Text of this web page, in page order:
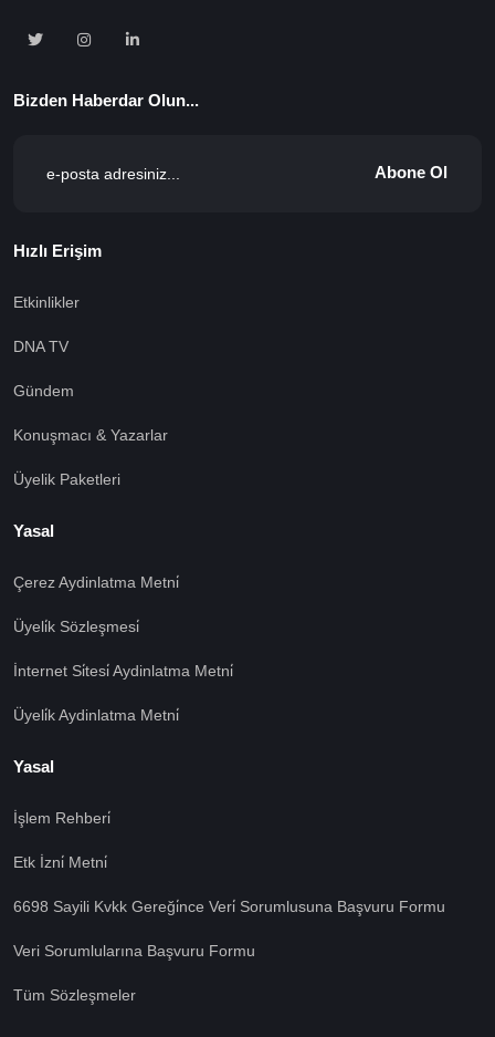
Bizden Haberdar Olun...
Abone Ol
Hızlı Erişim
Etkinlikler
DNA TV
Gündem
Konuşmacı & Yazarlar
Üyelik Paketleri
Yasal
Çerez Aydinlatma Metni̇
Üyeli̇k Sözleşmesi̇
İnternet Si̇tesi̇ Aydinlatma Metni̇
Üyeli̇k Aydinlatma Metni̇
Yasal
İşlem Rehberi̇
Etk İzni̇ Metni̇
6698 Sayili Kvkk Gereği̇nce Veri̇ Sorumlusuna Başvuru Formu
Veri Sorumlularına Başvuru Formu
Tüm Sözleşmeler
şekilde çerezler kullanmaktayız. Çerezleri nasıl
inceleyebilirsiniz Bu siteye giriş yaparak çerez